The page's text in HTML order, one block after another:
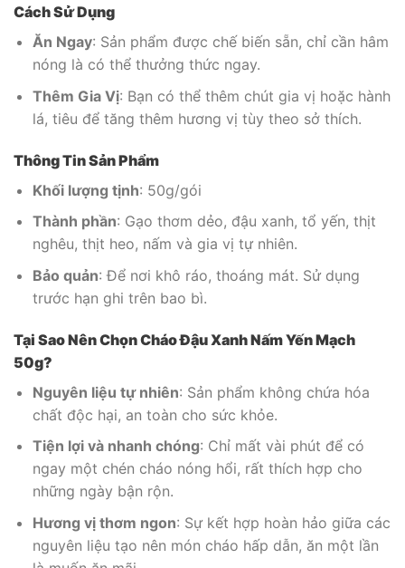
Cách Sử Dụng
Ăn Ngay: Sản phẩm được chế biến sẵn, chỉ cần hâm
nóng là có thể thưởng thức ngay.
Thêm Gia Vị: Bạn có thể thêm chút gia vị hoặc hành
lá, tiêu để tăng thêm hương vị tùy theo sở thích.
Thông Tin Sản Phẩm
Khối lượng tịnh: 50g/gói
Thành phần: Gạo thơm dẻo, đậu xanh, tổ yến, thịt
nghêu, thịt heo, nấm và gia vị tự nhiên.
Bảo quản: Để nơi khô ráo, thoáng mát. Sử dụng
trước hạn ghi trên bao bì.
Tại Sao Nên Chọn Cháo Đậu Xanh Nấm Yến Mạch
50g?
Nguyên liệu tự nhiên: Sản phẩm không chứa hóa
chất độc hại, an toàn cho sức khỏe.
Tiện lợi và nhanh chóng: Chỉ mất vài phút để có
ngay một chén cháo nóng hổi, rất thích hợp cho
những ngày bận rộn.
Hương vị thơm ngon: Sự kết hợp hoàn hảo giữa các
nguyên liệu tạo nên món cháo hấp dẫn, ăn một lần